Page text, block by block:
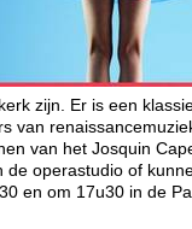
zijn. Er is een
van
van het Josquin
operastudio of
en om 17u30 in de